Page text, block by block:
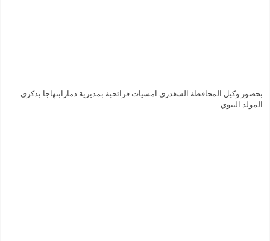
بحضور وكيل المحافظة الشغدري امسيات فرائحية بمديرية ذمارابتهاجا بذكرى
المولد النبوي